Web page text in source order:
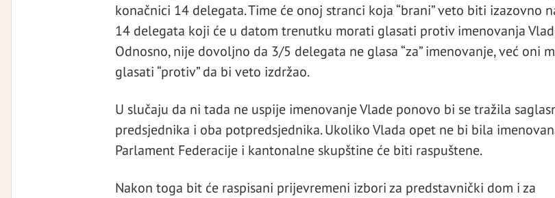
konačnici 14 delegata. Time će onoj stranci koja “brani” veto biti izazovno
14 delegata koji će u datom trenutku morati glasati protiv imenovanja
Odnosno, nije dovoljno da 3/5 delegata ne glasa “za” imenovanje, već oni
glasati “protiv” da bi veto izdržao.
U slučaju da ni tada ne uspije imenovanje Vlade ponovo bi se tražila
predsjednika i oba potpredsjednika. Ukoliko Vlada opet ne bi bila
Parlament Federacije i kantonalne skupštine će biti raspuštene.
Nakon toga bit će raspisani prijevremeni izbori za predstavnički dom i za